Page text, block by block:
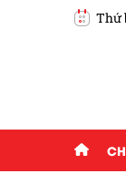
Thứ